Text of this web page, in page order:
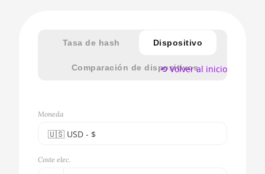
Tasa de hash Dispositivo
Comparación de dispositivos
Moneda
🇺🇸ㅤ USD - $
🇪🇺ㅤ EUR - €
Coste elec.
⟲ Volver al inicio